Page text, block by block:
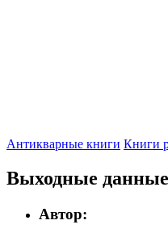
Антикварные книги Книги
Выходные данные
Автор: